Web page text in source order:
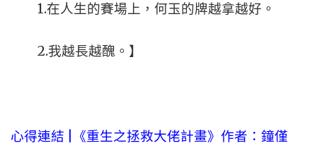
1.在人生的賽場上，何玉的牌越拿越好。
2.我越長越醜。】
心得連結 | 《重生之拯救大佬計畫》作者：鐘僅